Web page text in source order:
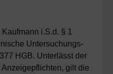
i.S.d. § 1
Untersuchungs-
HGB. Unterlässt der
gilt die